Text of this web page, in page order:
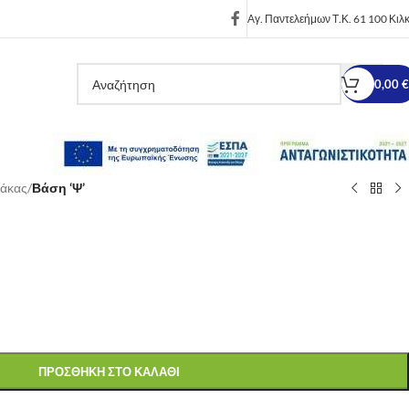
Αγ. Παντελεήμων Τ.Κ. 61 100
0,00€
/Βάση ‘Ψ’
ΠΡΟΣΘΉΚΗ ΣΤΟ ΚΑΛΆΘΙ